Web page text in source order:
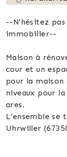
--N'hésitez
immobilier--
Maison à
cour et un
pour la maison
niveaux pour
ares.
L’ensemble se
Uhrwiller